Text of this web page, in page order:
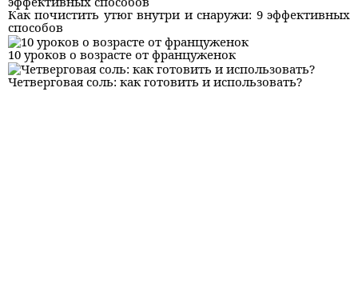
Как почистить утюг внутри и снаружи: 9 эффективных
способов
10 уроков о возрасте от француженок
Четверговая соль: как готовить и использовать?